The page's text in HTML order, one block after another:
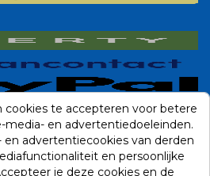
cookies te accepteren voor betere
media- en advertentiedoeleinden.
en advertentiecookies van derden
en persoonlijke
je deze cookies en de